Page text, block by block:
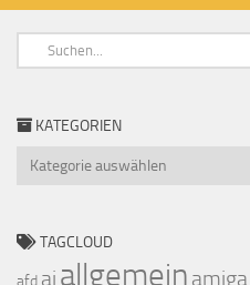
KATEGORIEN
TAGCLOUD
afd ai allgemein amiga